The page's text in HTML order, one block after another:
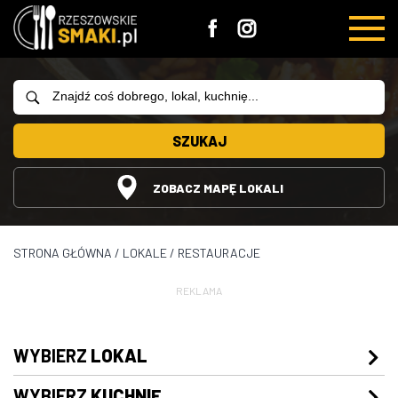
SZUKAJ
ZOBACZ MAPĘ LOKALI
STRONA GŁÓWNA / LOKALE / RESTAURACJE
REKLAMA
WYBIERZ LOKAL